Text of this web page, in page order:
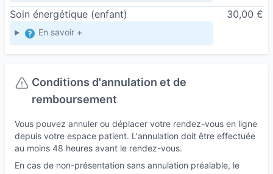
de coucher, les cycles, la qualité du repos
Stress et émotions: outils naturels pour apaiser,
recentrer, relâcher
Cycle menstruel et féminité: accompagner
chaque phase du cycle et ses manifestations
Périodes de transition hormonale
Détox douce, soutien digestif et rééquilibrage
global
Immunité naturelleet prévention saisonnière
Soin énergétique (enfant)
En savoir +
30,00 €
Conditions d'annulation et de
remboursement
Vous pouvez annuler ou déplacer votre rendez-vous en ligne
depuis votre espace patient. L'annulation doit être effectuée
au moins 48 heures avant le rendez-vous.
En cas de non-présentation sans annulation préalable, le